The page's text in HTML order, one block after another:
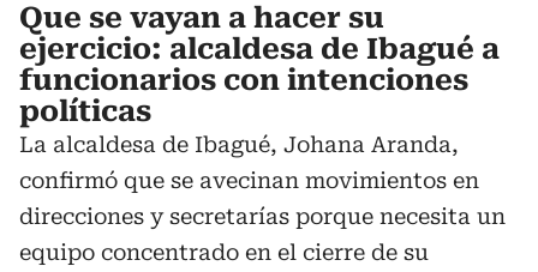
Que se vayan a hacer su
ejercicio: alcaldesa de Ibagué a
funcionarios con intenciones
políticas
La alcaldesa de Ibagué, Johana Aranda,
confirmó que se avecinan movimientos en
direcciones y secretarías porque necesita un
equipo concentrado en el cierre de su